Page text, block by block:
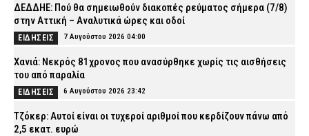
ΔΕΔΔΗΕ: Πού θα σημειωθούν διακοπές ρεύματος σήμερα (7/8)
στην Αττική – Αναλυτικά ώρες και οδοί
ΕΙΔΗΣΕΙΣ 7 Αυγούστου 2026 04:00
Χανιά: Νεκρός 81χρονος που ανασύρθηκε χωρίς τις αισθήσεις
του από παραλία
ΕΙΔΗΣΕΙΣ 6 Αυγούστου 2026 23:42
Τζόκερ: Αυτοί είναι οι τυχεροί αριθμοί που κερδίζουν πάνω από
2,5 εκατ. ευρώ